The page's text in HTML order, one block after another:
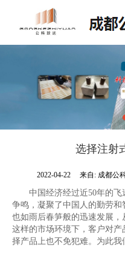
选择注射
2022-04-22 来自: 成都公
中国经济经过近50年的飞
争鸣，凝聚了中国人的勤劳
也如雨后春笋般的迅速发展
这样的市场环境下，客户对
择产品上也不免犯难。为此我